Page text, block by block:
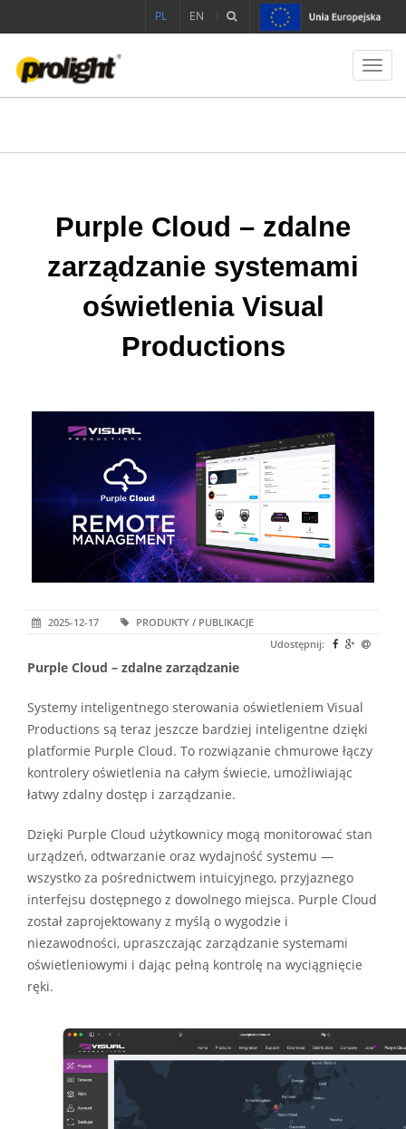
PL EN
Purple Cloud – zdalne
zarządzanie systemami
oświetlenia Visual
Productions
2025-12-17
PRODUKTY / PUBLIKACJE
Udostępnij:
Purple Cloud – zdalne zarządzanie
Systemy inteligentnego sterowania oświetleniem Visual
Productions są teraz jeszcze bardziej inteligentne dzięki
platformie Purple Cloud. To rozwiązanie chmurowe łączy
kontrolery oświetlenia na całym świecie, umożliwiając
łatwy zdalny dostęp i zarządzanie.
Dzięki Purple Cloud użytkownicy mogą monitorować stan
urządzeń, odtwarzanie oraz wydajność systemu —
wszystko za pośrednictwem intuicyjnego, przyjaznego
interfejsu dostępnego z dowolnego miejsca. Purple Cloud
został zaprojektowany z myślą o wygodzie i
niezawodności, upraszczając zarządzanie systemami
oświetleniowymi i dając pełną kontrolę na wyciągnięcie
ręki.